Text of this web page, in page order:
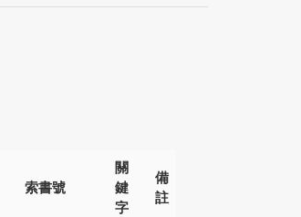
索書號
關
鍵
字
備
註